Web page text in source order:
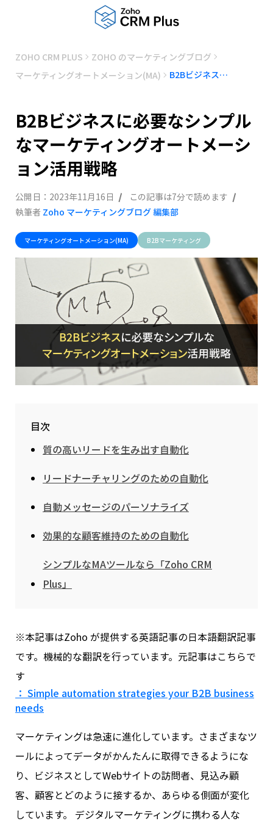
ZOHO CRM PLUS
ZOHO のマーケティングブログ
マーケティングオートメーション(MA)
B2Bビジネスに必要なシンプルなマーケティングオートメーション活用戦略
B2Bビジネスに必要なシンプル
なマーケティングオートメーシ
ョン活用戦略
公開日： 2023年11月16日
この記事は7分で読めます
執筆者 Zoho マーケティングブログ 編集部
マーケティングオートメーション(MA) B2Bマーケティング
目次
質の高いリードを生み出す自動化
リードナーチャリングのための自動化
自動メッセージのパーソナライズ
効果的な顧客維持のための自動化
シンプルなMAツールなら「Zoho CRM
Plus」
※本記事はZoho が提供する英語記事の日本語翻訳記事
です。機械的な翻訳を行っています。元記事はこちらで
す
： Simple automation strategies your B2B business
needs
マーケティングは急速に進化しています。さまざまなツ
ールによってデータがかんたんに取得できるようにな
り、ビジネスとしてWebサイトの訪問者、見込み顧
客、顧客とどのように接するか、あらゆる側面が変化
しています。 デジタルマーケティングに携わる人な